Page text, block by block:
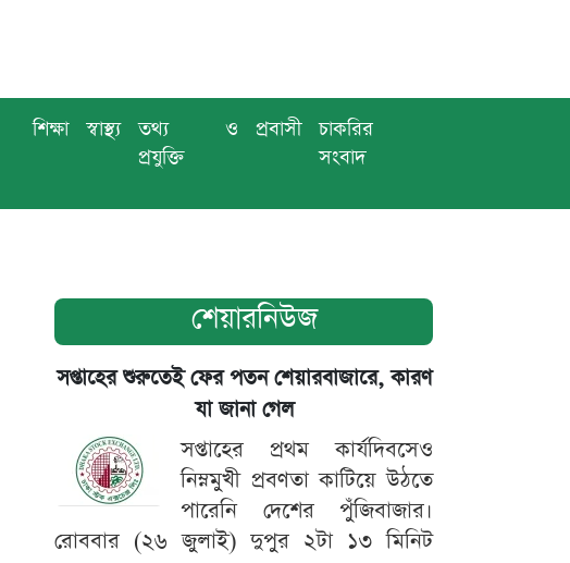
শিক্ষা স্বাস্থ্য
তথ্য ও
প্রযুক্তি
প্রবাসী
চাকরির
সংবাদ
শেয়ারনিউজ
সপ্তাহের শুরুতেই ফের পতন শেয়ারবাজারে, কারণ
যা জানা গেল
সপ্তাহের প্রথম কার্যদিবসেও
নিম্নমুখী প্রবণতা কাটিয়ে উঠতে
পারেনি দেশের পুঁজিবাজার।
রোববার (২৬ জুলাই) দুপুর ২টা ১৩ মিনিট